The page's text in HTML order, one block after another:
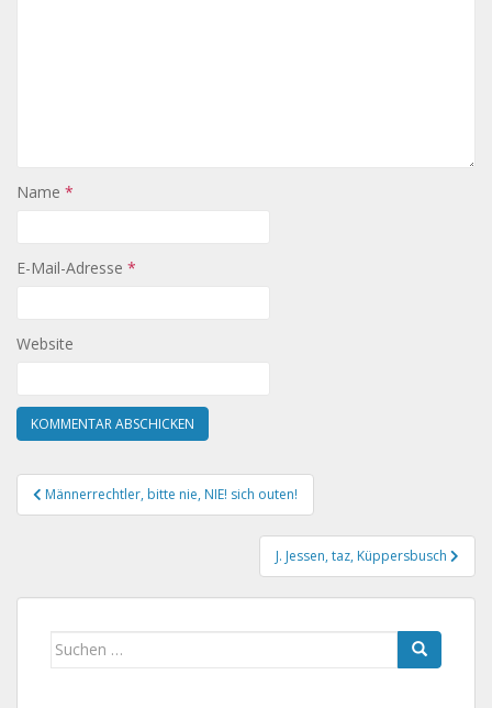
Name *
E-Mail-Adresse *
Website
Beitragsnavigation
Männerrechtler, bitte nie, NIE! sich outen!
J. Jessen, taz, Küppersbusch
Suchen